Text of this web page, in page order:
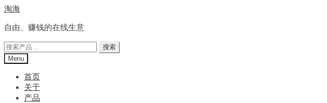
Skip
navigation
Skip
content
淘海
自由、赚钱的在线生意
搜
索：
搜索
Menu
首页
关于
产品